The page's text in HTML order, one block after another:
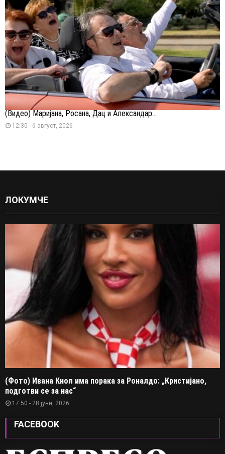
(Видео) Маријана, Росана, Дац и Александар...
12:30 - 6 август, 2026
ЛОКУМЧЕ
(Фото) Ивана Кнол има порака за Роналдо: „Кристијано,
подготви се за нас“
17:50 - 28 јуни, 2026
FACEBOOK